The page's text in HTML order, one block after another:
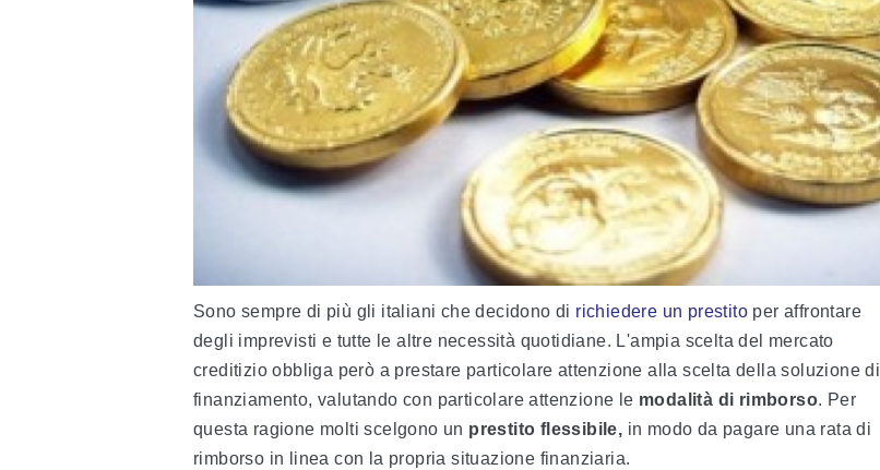
Sono sempre di più gli italiani che decidono di richiedere un prestito per affrontare
degli imprevisti e tutte le altre necessità quotidiane. L'ampia scelta del mercato
creditizio obbliga però a prestare particolare attenzione alla scelta della soluzione di
finanziamento, valutando con particolare attenzione le modalità di rimborso. Per
questa ragione molti scelgono un prestito flessibile, in modo da pagare una rata di
rimborso in linea con la propria situazione finanziaria.